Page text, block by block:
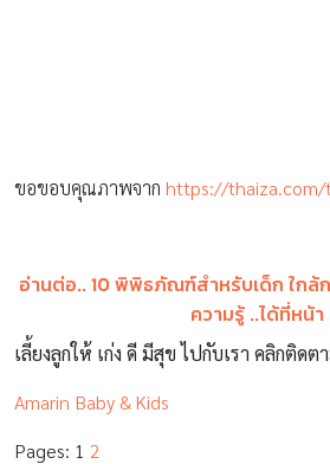
ขอขอบคุณภาพจาก https://
อ่านต่อ.. 10 พิพิธภัณฑ์สำหรับเด็ก ใกล้
ความรู้ ..ได้ที่หน้า
เลี้ยงลูกให้ เก่ง ดี มีสุข ไปกับเรา คลิกติดต
Amarin Baby & Kids
Pages: 1 2